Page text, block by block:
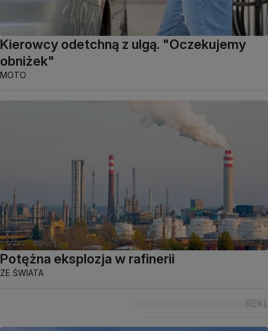
Kierowcy odetchną z ulgą. "Oczekujemy
obniżek"
MOTO
Potężna eksplozja w rafinerii
ZE ŚWIATA